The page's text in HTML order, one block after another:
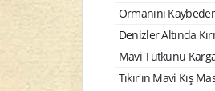
Ormanını
Denizler Altında
Mavi Tutkunu
Tıkır'ın Mavi Kış